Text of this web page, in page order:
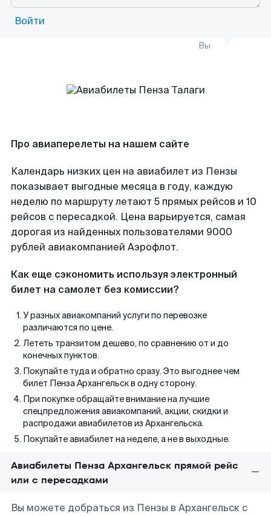
Войти
Вы
Про авиаперелеты на нашем сайте
Календарь низких цен на авиабилет из Пензы
показывает выгодные месяца в году, каждую
неделю по маршруту летают 5 прямых рейсов и 10
рейсов с пересадкой. Цена варьируется, самая
дорогая из найденных пользователями 9000
рублей авиакомпанией Аэрофлот.
Как еще сэкономить используя электронный
билет на самолет без комиссии?
У разных авиакомпаний услуги по перевозке
различаются по цене.
Лететь транзитом дешево, по сравнению от и до
конечных пунктов.
Покупайте туда и обратно сразу. Это выгоднее чем
билет Пенза Архангельск в одну сторону.
При покупке обращайте внимание на лучшие
спецпредложения авиакомпаний, акции, скидки и
распродажи авиабилетов из Архангельска.
Покупайте авиабилет на неделе, а не в выходные.
Авиабилеты Пенза Архангельск прямой рейс
или с пересадками
Вы можете добраться из Пензы в Архангельск с